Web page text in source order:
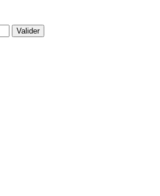
Valider